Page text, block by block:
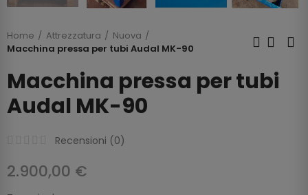
Home Attrezzatura
Nuova
Macchina pressa per tubi Audal MK-90
Macchina pressa per tubi
Audal MK-90
Recensioni (0)
2.900,00 €